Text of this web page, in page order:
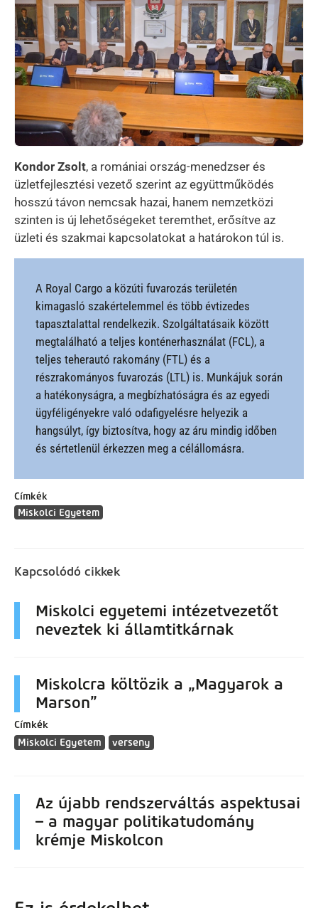
Kondor Zsolt, a romániai ország-menedzser és
üzletfejlesztési vezető szerint az együttműködés
hosszú távon nemcsak hazai, hanem nemzetközi
szinten is új lehetőségeket teremthet, erősítve az
üzleti és szakmai kapcsolatokat a határokon túl is.
A Royal Cargo a közúti fuvarozás területén
kimagasló szakértelemmel és több évtizedes
tapasztalattal rendelkezik. Szolgáltatásaik között
megtalálható a teljes konténerhasználat (FCL), a
teljes teherautó rakomány (FTL) és a
részrakományos fuvarozás (LTL) is. Munkájuk során
a hatékonyságra, a megbízhatóságra és az egyedi
ügyféligényekre való odafigyelésre helyezik a
hangsúlyt, így biztosítva, hogy az áru mindig időben
és sértetlenül érkezzen meg a célállomásra.
Címkék
Miskolci Egyetem
Kapcsolódó cikkek
Miskolci egyetemi intézetvezetőt
neveztek ki államtitkárnak
Miskolcra költözik a „Magyarok a
Marson”
Címkék
Miskolci Egyetem
verseny
Az újabb rendszerváltás aspektusai
– a magyar politikatudomány
krémje Miskolcon